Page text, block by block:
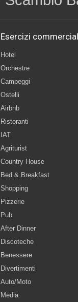
Esercizi
Hotel
Orchestre
Campeggi
Ostelli
Airbnb
Ristoranti
IAT
Agriturist
Country House
Bed & Breakfast
Shopping
Pizzerie
Pub
After Dinner
Discoteche
Benessere
Divertimenti
Auto/Moto
Media